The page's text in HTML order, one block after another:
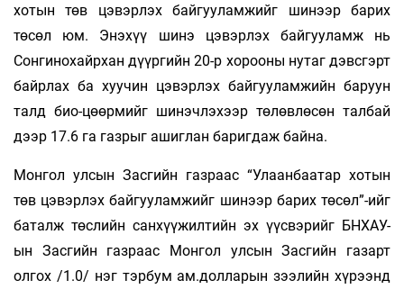
хотын төв цэвэрлэх байгууламжийг шинээр барих
төсөл юм. Энэхүү шинэ цэвэрлэх байгууламж нь
Сонгинохайрхан дүүргийн 20-р хорооны нутаг дэвсгэрт
байрлах ба хуучин цэвэрлэх байгууламжийн баруун
талд био-цөөрмийг шинэчлэхээр төлөвлөсөн талбай
дээр 17.6 га газрыг ашиглан баригдаж байна.
Монгол улсын Засгийн газраас “Улаанбаатар хотын
төв цэвэрлэх байгууламжийг шинээр барих төсөл”-ийг
баталж төслийн санхүүжилтийн эх үүсвэрийг БНХАУ-
ын Засгийн газраас Монгол улсын Засгийн газарт
олгох /1.0/ нэг тэрбум ам.долларын зээлийн хүрээнд